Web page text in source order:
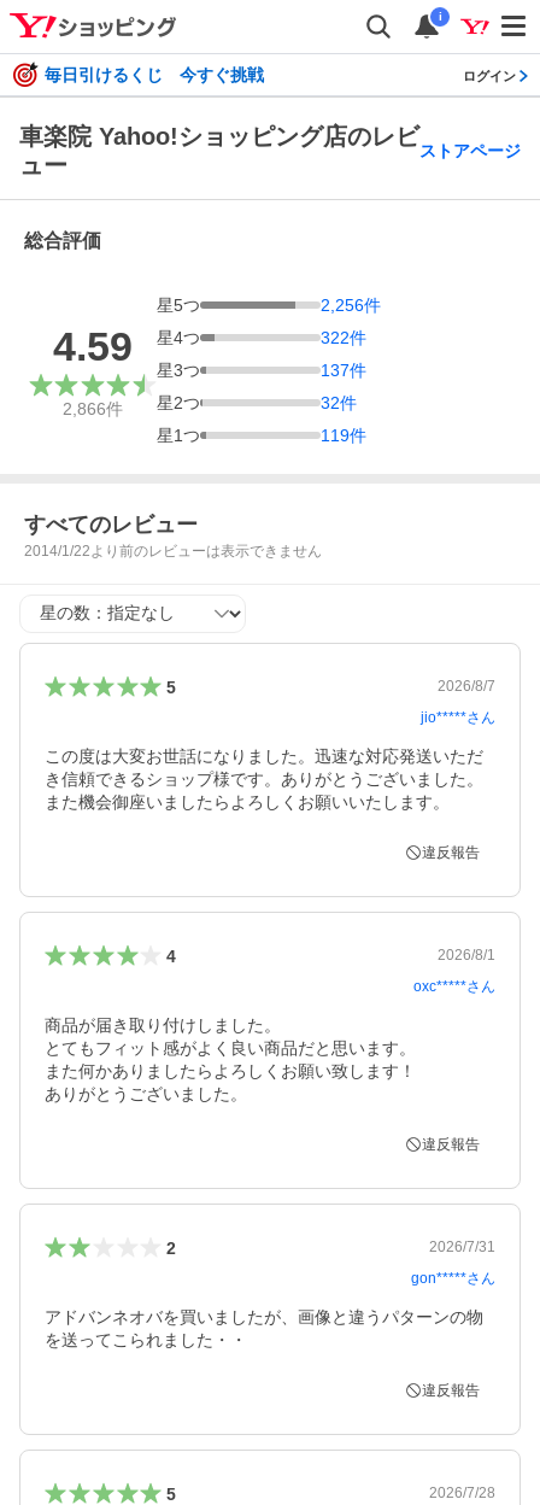
i
毎日引けるくじ 今すぐ挑戦 ログイン
車楽院 Yahoo!ショッピング店のレビ
ュー
ストアページ
総合評価
4.59
2,866件
星5つ 2,256件
星4つ 322件
星3つ 137件
星2つ 32件
星1つ 119件
すべてのレビュー
2014/1/22より前のレビューは表示できません
星の数
5
2026/8/7
jio*****さん
この度は大変お世話になりました。迅速な対応発送いただ
き信頼できるショップ様です。ありがとうございました。
また機会御座いましたらよろしくお願いいたします。
違反報告
4
2026/8/1
oxc*****さん
商品が届き取り付けしました。
とてもフィット感がよく良い商品だと思います。
また何かありましたらよろしくお願い致します！
ありがとうございました。
違反報告
2
2026/7/31
gon*****さん
アドバンネオバを買いましたが、画像と違うパターンの物
を送ってこられました・・
違反報告
5
2026/7/28